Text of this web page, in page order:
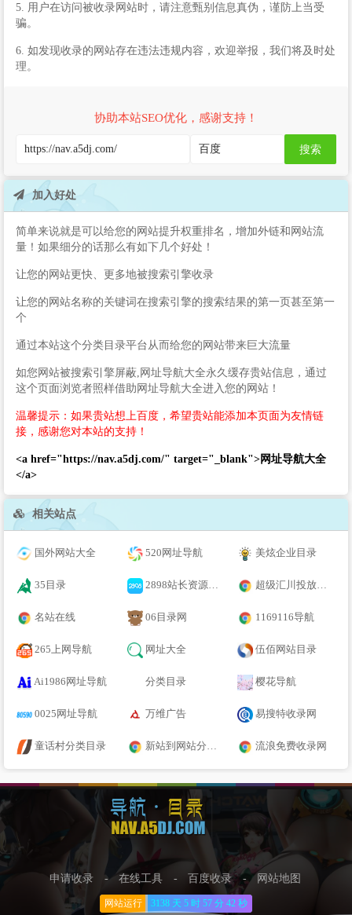
5. 用户在访问被收录网站时，请注意甄别信息真伪，谨防上当受
骗。
6. 如发现收录的网站存在违法违规内容，欢迎举报，我们将及时处
理。
协助本站SEO优化，感谢支持！
搜索
加入好处
简单来说就是可以给您的网站提升权重排名，增加外链和网站流
量！如果细分的话那么有如下几个好处！
让您的网站更快、更多地被搜索引擎收录
让您的网站名称的关键词在搜索引擎的搜索结果的第一页甚至第一
个
通过本站这个分类目录平台从而给您的网站带来巨大流量
如您网站被搜索引擎屏蔽,网址导航大全永久缓存贵站信息，通过
这个页面浏览者照样借助网址导航大全进入您的网站！
温馨提示：如果贵站想上百度，希望贵站能添加本页面为友情链
接，感谢您对本站的支持！
<a href="https://nav.a5dj.com/" target="_blank">网址导航大全
</a>
相关站点
国外网站大全 520网址导航 美炫企业目录
35目录 2898站长资源平台 超级汇川投放平台
名站在线 06目录网 1169116导航
265上网导航 网址大全 伍佰网站目录
Ai1986网址导航 分类目录 樱花导航
0025网址导航 万维广告 易搜特收录网
童话村分类目录 新站到网站分类目录 流浪免费收录网
申请收录 - 在线工具 - 百度收录 - 网站地图
网站运行 3138 天 5 时 57 分 43 秒